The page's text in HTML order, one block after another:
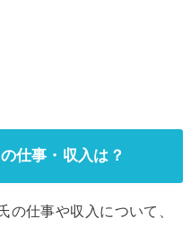
仕事・収入は？
の仕事や収入について、